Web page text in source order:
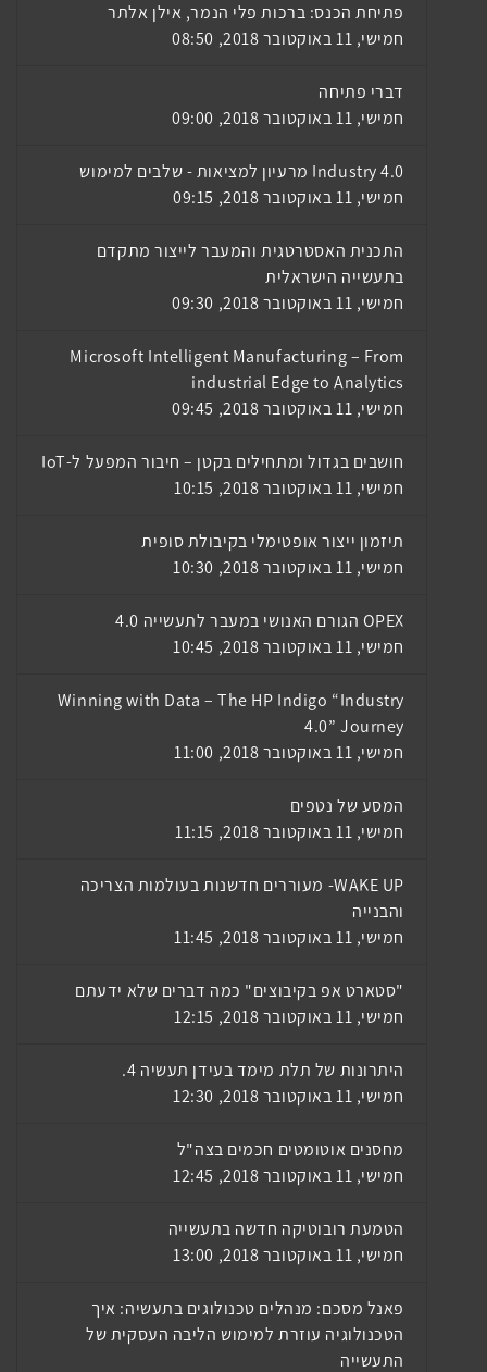
פתיחת הכנס: ברכות פלי הנמר, אילן אלתר
חמישי, 11 באוקטובר 2018, 08:50
דברי פתיחה
חמישי, 11 באוקטובר 2018, 09:00
Industry 4.0 מרעיון למציאות - שלבים למימוש
חמישי, 11 באוקטובר 2018, 09:15
התכנית האסטרטגית והמעבר לייצור מתקדם
בתעשייה הישראלית
חמישי, 11 באוקטובר 2018, 09:30
Microsoft Intelligent Manufacturing – From
industrial Edge to Analytics
חמישי, 11 באוקטובר 2018, 09:45
חושבים בגדול ומתחילים בקטן – חיבור המפעל ל-IoT
חמישי, 11 באוקטובר 2018, 10:15
תיזמון ייצור אופטימלי בקיבולת סופית
חמישי, 11 באוקטובר 2018, 10:30
OPEX הגורם האנושי במעבר לתעשייה 4.0
חמישי, 11 באוקטובר 2018, 10:45
Winning with Data – The HP Indigo “Industry
4.0” Journey
חמישי, 11 באוקטובר 2018, 11:00
המסע של נטפים
חמישי, 11 באוקטובר 2018, 11:15
WAKE UP- מעוררים חדשנות בעולמות הצריכה
והבנייה
חמישי, 11 באוקטובר 2018, 11:45
"סטארט אפ בקיבוצים" כמה דברים שלא ידעתם
חמישי, 11 באוקטובר 2018, 12:15
היתרונות של תלת מימד בעידן תעשיה 4.
חמישי, 11 באוקטובר 2018, 12:30
מחסנים אוטומטים חכמים בצה"ל
חמישי, 11 באוקטובר 2018, 12:45
הטמעת רובוטיקה חדשה בתעשייה
חמישי, 11 באוקטובר 2018, 13:00
פאנל מסכם: מנהלים טכנולוגים בתעשיה: איך
הטכנולוגיה עוזרת למימוש הליבה העסקית של
התעשייה